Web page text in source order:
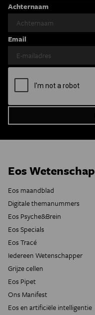
Achternaam
Email
Eos Wetenschap
Eos maandblad
Digitale themanummers
Eos Psyche&Brein
Eos Specials
Eos Tracé
Iedereen Wetenschapper
Grijze cellen
Eos Pipet
Ons Manifest
Eos en artificiële intelligentie